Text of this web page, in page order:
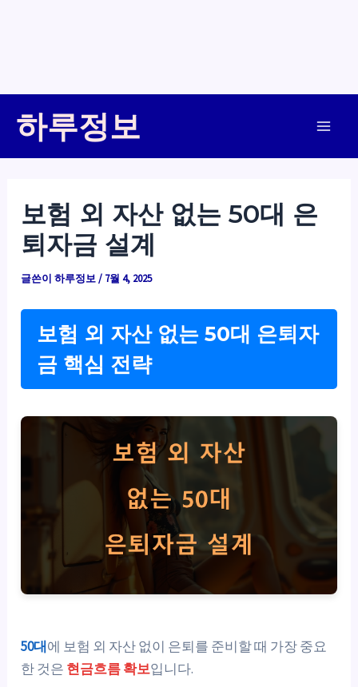
하루정보
보험 외 자산 없는 50대 은
퇴자금 설계
글쓴이하루정보/ 7월 4, 2025
보험 외 자산 없는 50대 은퇴자
금 핵심 전략
50대에 보험 외 자산 없이 은퇴를 준비할 때 가장 중요
한 것은 현금흐름 확보입니다.